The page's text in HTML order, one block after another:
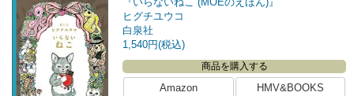
ヒグチユウコ
白泉社
1,540円(税込)
商品を購入する
Amazon HMV&BOOKS